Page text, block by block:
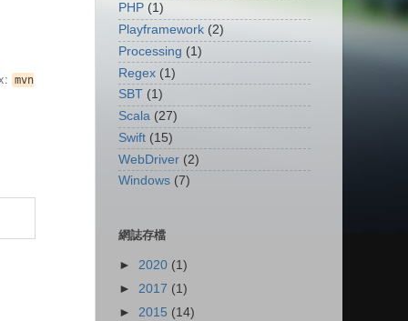
mvn
PHP (1)
Playframework (2)
Processing (1)
Regex (1)
SBT (1)
Scala (27)
Swift (15)
WebDriver (2)
Windows (7)
網誌存檔
► 2020 (1)
► 2017 (1)
► 2015 (14)